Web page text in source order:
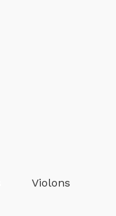
Violons